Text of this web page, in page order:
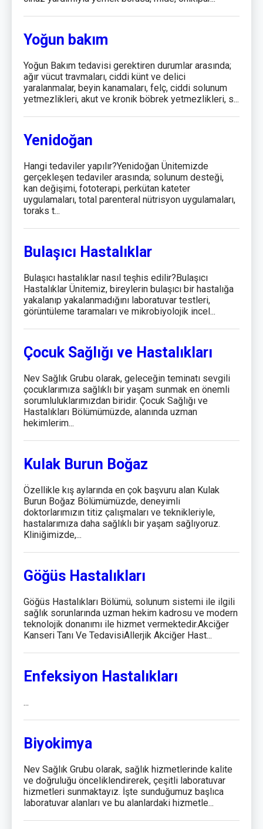
Yoğun bakım
Yoğun Bakım tedavisi gerektiren durumlar arasında;
ağır vücut travmaları, ciddi künt ve delici
yaralanmalar, beyin kanamaları, felç, ciddi solunum
yetmezlikleri, akut ve kronik böbrek yetmezlikleri, s...
Yenidoğan
Hangi tedaviler yapılır?Yenidoğan Ünitemizde
gerçekleşen tedaviler arasında; solunum desteği,
kan değişimi, fototerapi, perkütan kateter
uygulamaları, total parenteral nütrisyon uygulamaları,
toraks t...
Bulaşıcı Hastalıklar
Bulaşıcı hastalıklar nasıl teşhis edilir?Bulaşıcı
Hastalıklar Ünitemiz, bireylerin bulaşıcı bir hastalığa
yakalanıp yakalanmadığını laboratuvar testleri,
görüntüleme taramaları ve mikrobiyolojik incel...
Çocuk Sağlığı ve Hastalıkları
Nev Sağlık Grubu olarak, geleceğin teminatı sevgili
çocuklarımıza sağlıklı bir yaşam sunmak en önemli
sorumluluklarımızdan biridir. Çocuk Sağlığı ve
Hastalıkları Bölümümüzde, alanında uzman
hekimlerim...
Kulak Burun Boğaz
Özellikle kış aylarında en çok başvuru alan Kulak
Burun Boğaz Bölümümüzde, deneyimli
doktorlarımızın titiz çalışmaları ve teknikleriyle,
hastalarımıza daha sağlıklı bir yaşam sağlıyoruz.
Kliniğimizde,...
Göğüs Hastalıkları
Göğüs Hastalıkları Bölümü, solunum sistemi ile ilgili
sağlık sorunlarında uzman hekim kadrosu ve modern
teknolojik donanımı ile hizmet vermektedir.Akciğer
Kanseri Tanı Ve TedavisiAllerjik Akciğer Hast...
Enfeksiyon Hastalıkları
...
Biyokimya
Nev Sağlık Grubu olarak, sağlık hizmetlerinde kalite
ve doğruluğu önceliklendirerek, çeşitli laboratuvar
hizmetleri sunmaktayız. İşte sunduğumuz başlıca
laboratuvar alanları ve bu alanlardaki hizmetle...